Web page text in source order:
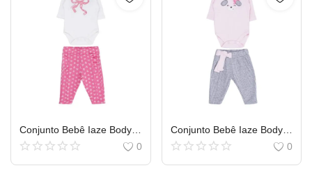
0
Conjunto Bebê Iaze Body Manga Longa Cachorrinha e Calça
0